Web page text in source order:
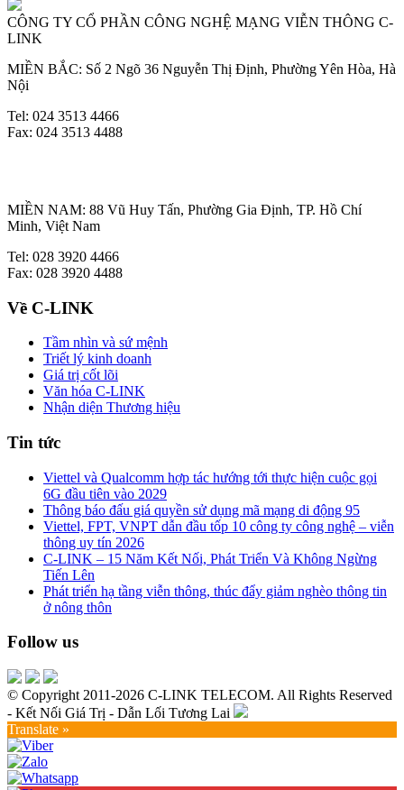
CÔNG TY CỔ PHẦN CÔNG NGHỆ MẠNG VIỄN THÔNG C-
LINK
MIỀN BẮC: Số 2 Ngõ 36 Nguyễn Thị Định, Phường Yên Hòa, Hà
Nội
Tel: 024 3513 4466
Fax: 024 3513 4488
MIỀN NAM: 88 Vũ Huy Tấn, Phường Gia Định, TP. Hồ Chí
Minh, Việt Nam
Tel: 028 3920 4466
Fax: 028 3920 4488
Về C-LINK
Tầm nhìn và sứ mệnh
Triết lý kinh doanh
Giá trị cốt lõi
Văn hóa C-LINK
Nhận diện Thương hiệu
Tin tức
Viettel và Qualcomm hợp tác hướng tới thực hiện cuộc gọi
6G đầu tiên vào 2029
Thông báo đấu giá quyền sử dụng mã mạng di động 95
Viettel, FPT, VNPT dẫn đầu tốp 10 công ty công nghệ – viễn
thông uy tín 2026
C-LINK – 15 Năm Kết Nối, Phát Triển Và Không Ngừng
Tiến Lên
Phát triển hạ tầng viễn thông, thúc đẩy giảm nghèo thông tin
ở nông thôn
Follow us
© Copyright 2011-2026 C-LINK TELECOM. All Rights Reserved
- Kết Nối Giá Trị - Dẫn Lối Tương Lai
Translate »